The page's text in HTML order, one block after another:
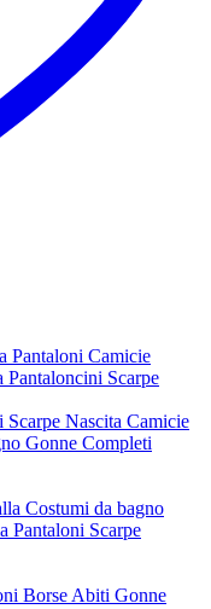
Pantaloni Camicie
Pantaloncini Scarpe
Scarpe Nascita Camicie
Gonne Completi
Costumi da bagno
Pantaloni Scarpe
Borse Abiti Gonne